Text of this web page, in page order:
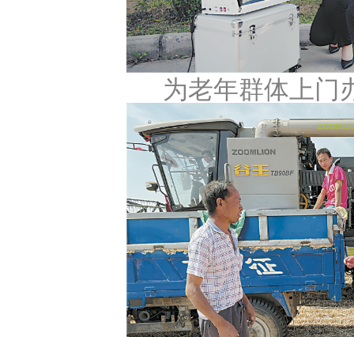
为老年群体上门